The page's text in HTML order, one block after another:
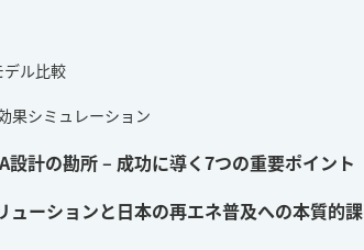
デル比較
果シミュレーション
計の勘所 – 成功に導く7つの重要ポイント
ーションと日本の再エネ普及への本質的課